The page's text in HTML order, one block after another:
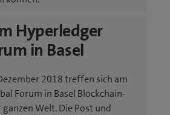
Hyperledger
in Basel
2018 treffen sich am
Forum in Basel Blockchain-
Welt. Die Post und